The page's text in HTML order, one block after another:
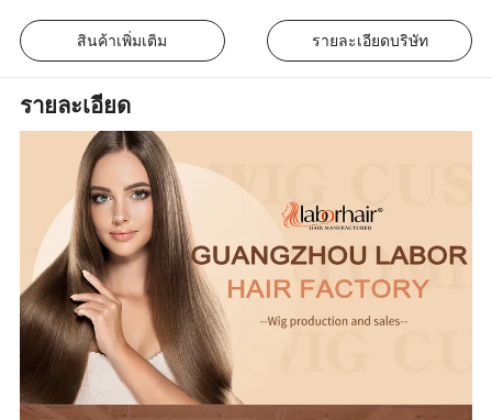
สินค้าเพิ่มเติม รายละเอียดบริษัท
รายละเอียด